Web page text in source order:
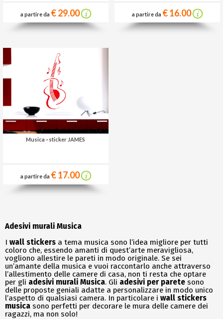
Adesivi murali Musica
I wall stickers a tema musica sono l’idea migliore per tutti
coloro che, essendo amanti di quest’arte meravigliosa,
vogliono allestire le pareti in modo originale. Se sei
un’amante della musica e vuoi raccontarlo anche attraverso
l’allestimento delle camere di casa, non ti resta che optare
per gli adesivi murali Musica. Gli adesivi per parete sono
delle proposte geniali adatte a personalizzare in modo unico
l’aspetto di qualsiasi camera. In particolare i wall stickers
musica sono perfetti per decorare le mura delle camere dei
ragazzi, ma non solo!
a partire da € 29.00 a partire da € 16.00
Musica - sticker JAMES
a partire da € 17.00